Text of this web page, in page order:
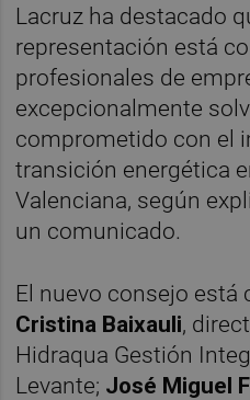
Lacruz ha destacado
representación está
profesionales de
excepcionalmente
comprometido con el
transición energética
Valenciana, según
un comunicado.
El nuevo consejo
Cristina Baixauli,
Hidraqua Gestión
Levante; José Miguel